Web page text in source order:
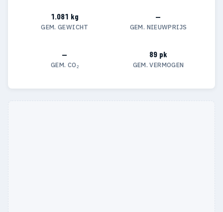
1.081 kg
GEM. GEWICHT
—
GEM. NIEUWPRIJS
—
GEM. CO₂
89 pk
GEM. VERMOGEN